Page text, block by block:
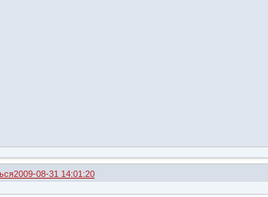
2009-08-31 14:01:20